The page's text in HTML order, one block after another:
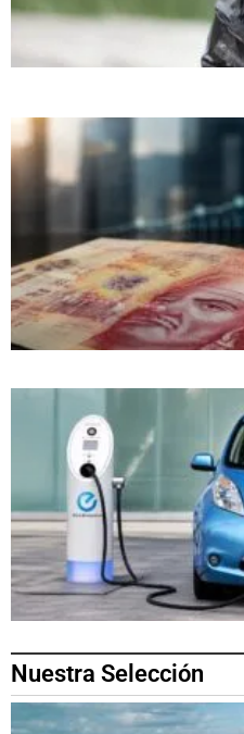
Nuestra Selección